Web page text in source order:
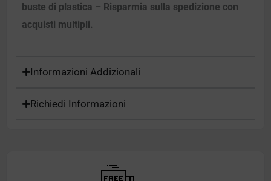
buste di plastica – Risparmia sulla spedizione con
acquisti multipli.
Informazioni Addizionali
Richiedi Informazioni